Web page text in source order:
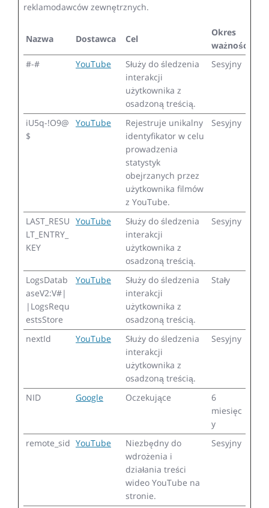
reklamodawców zewnętrznych.
Nazwa Dostawca Cel
Okres
ważności
#-#
YouTube
Służy do śledzenia
interakcji
użytkownika z
osadzoną treścią.
Sesyjny
iU5q-!O9@
$
YouTube
Rejestruje unikalny
identyfikator w celu
prowadzenia
statystyk
obejrzanych przez
użytkownika filmów
z YouTube.
Sesyjny
LAST_RESU
LT_ENTRY_
KEY
YouTube
Służy do śledzenia
interakcji
użytkownika z
osadzoną treścią.
Sesyjny
LogsDatab
aseV2:V#|
|LogsRequ
estsStore
YouTube
Służy do śledzenia
interakcji
użytkownika z
osadzoną treścią.
Stały
nextId YouTube
Służy do śledzenia
interakcji
użytkownika z
osadzoną treścią.
Sesyjny
NID Google Oczekujące
6
miesięc
y
remote_sid YouTube
Niezbędny do
wdrożenia i
działania treści
wideo YouTube na
stronie.
Sesyjny